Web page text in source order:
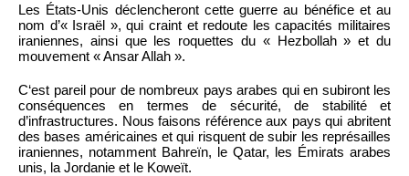
Les États-Unis déclencheront cette guerre au bénéfice et au
nom d’« Israël », qui craint et redoute les capacités militaires
iraniennes, ainsi que les roquettes du « Hezbollah » et du
mouvement « Ansar Allah ».
C‘est pareil pour de nombreux pays arabes qui en subiront les
conséquences en termes de sécurité, de stabilité et
d’infrastructures. Nous faisons référence aux pays qui abritent
des bases américaines et qui risquent de subir les représailles
iraniennes, notamment Bahreïn, le Qatar, les Émirats arabes
unis, la Jordanie et le Koweït.